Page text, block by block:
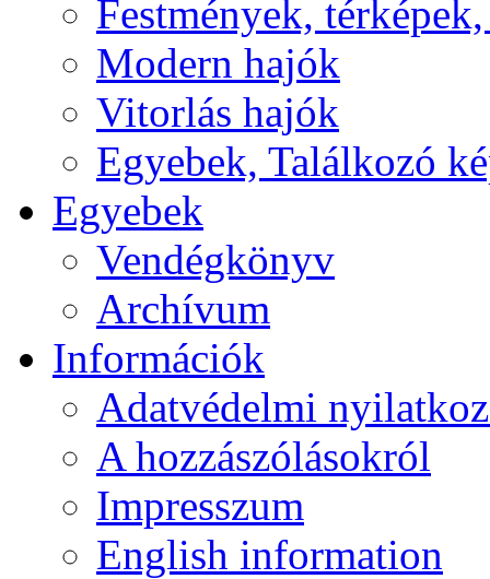
Festmények,
Modern hajók
Vitorlás hajók
Egyebek, Találkozó
Egyebek
Vendégkönyv
Archívum
Információk
Adatvédelmi
A hozzászólásokról
Impresszum
English information